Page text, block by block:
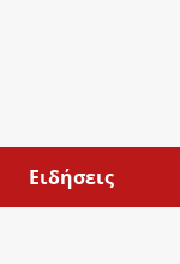
Ειδήσεις